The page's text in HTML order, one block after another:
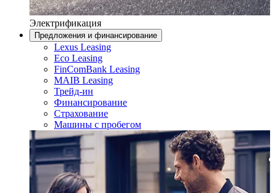
Электрификация
Предложения и финансирование
Lexus Leasing
Eco Leasing
FinComBank Leasing
MAIB Leasing
Трейд-ин
Финансирование
Страхование
Машины с пробегом